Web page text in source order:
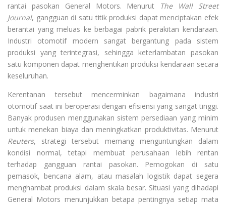
rantai pasokan General Motors. Menurut The Wall Street
Journal, gangguan di satu titik produksi dapat menciptakan efek
berantai yang meluas ke berbagai pabrik perakitan kendaraan.
Industri otomotif modern sangat bergantung pada sistem
produksi yang terintegrasi, sehingga keterlambatan pasokan
satu komponen dapat menghentikan produksi kendaraan secara
keseluruhan.
Kerentanan tersebut mencerminkan bagaimana industri
otomotif saat ini beroperasi dengan efisiensi yang sangat tinggi.
Banyak produsen menggunakan sistem persediaan yang minim
untuk menekan biaya dan meningkatkan produktivitas. Menurut
Reuters, strategi tersebut memang menguntungkan dalam
kondisi normal, tetapi membuat perusahaan lebih rentan
terhadap gangguan rantai pasokan. Pemogokan di satu
pemasok, bencana alam, atau masalah logistik dapat segera
menghambat produksi dalam skala besar. Situasi yang dihadapi
General Motors menunjukkan betapa pentingnya setiap mata